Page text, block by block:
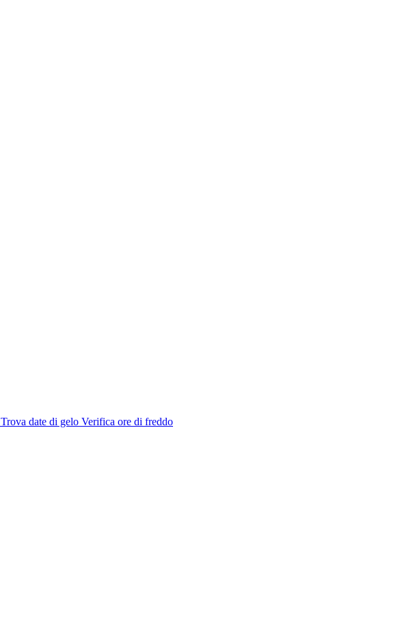
Trova date di gelo Verifica ore di freddo